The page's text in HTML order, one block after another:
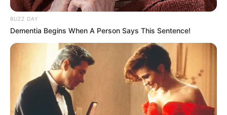
BUZZ DAY
Dementia Begins When A Person Says This Sentence!